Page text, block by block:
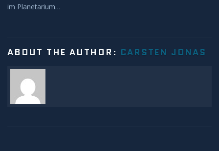
Kelvin Helmholtz
Zodiakallicht
im Planetarium…
ABOUT THE AUTHOR: CARSTEN JONAS